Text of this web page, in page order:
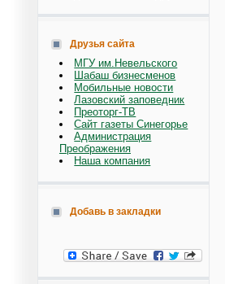
Друзья сайта
МГУ им.Невельского
Шабаш бизнесменов
Мобильные новости
Лазовский заповедник
Преоторг-ТВ
Сайт газеты Синегорье
Администрация
Преображения
Наша компания
Добавь в закладки